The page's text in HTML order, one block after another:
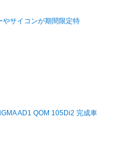
やサイコンが期間限定特
AD1 QOM 105Di2 完成車